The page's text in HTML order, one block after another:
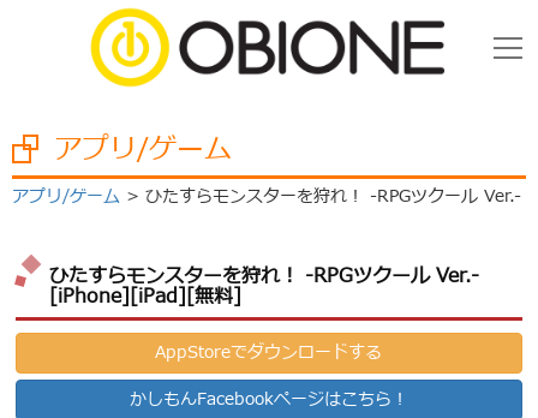
アプリ/ゲーム
アプリ/ゲーム ひたすらモンスターを狩れ！ -RPGツクール Ver.-
ひたすらモンスターを狩れ！ -RPGツクール Ver.-
[iPhone][iPad][無料]
AppStoreでダウンロードする
かしもんFacebookページはこちら！